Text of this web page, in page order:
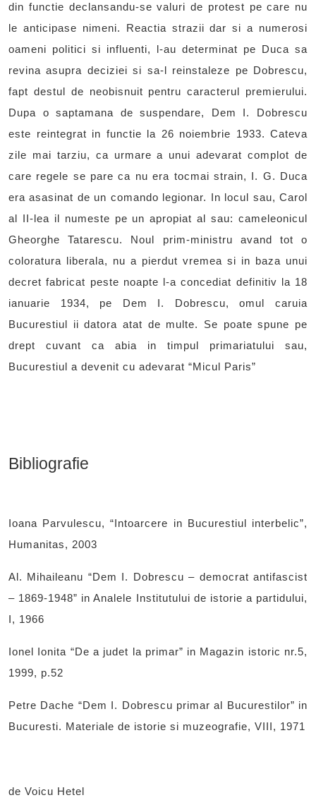
din functie declansandu-se valuri de protest pe care nu
le anticipase nimeni. Reactia strazii dar si a numerosi
oameni politici si influenti, l-au determinat pe Duca sa
revina asupra deciziei si sa-l reinstaleze pe Dobrescu,
fapt destul de neobisnuit pentru caracterul premierului.
Dupa o saptamana de suspendare, Dem I. Dobrescu
este reintegrat in functie la 26 noiembrie 1933. Cateva
zile mai tarziu, ca urmare a unui adevarat complot de
care regele se pare ca nu era tocmai strain, I. G. Duca
era asasinat de un comando legionar. In locul sau, Carol
al II-lea il numeste pe un apropiat al sau: cameleonicul
Gheorghe Tatarescu. Noul prim-ministru avand tot o
coloratura liberala, nu a pierdut vremea si in baza unui
decret fabricat peste noapte l-a concediat definitiv la 18
ianuarie 1934, pe Dem I. Dobrescu, omul caruia
Bucurestiul ii datora atat de multe. Se poate spune pe
drept cuvant ca abia in timpul primariatului sau,
Bucurestiul a devenit cu adevarat “Micul Paris”
Bibliografie
Ioana Parvulescu, “Intoarcere in Bucurestiul interbelic”,
Humanitas, 2003
Al. Mihaileanu “Dem I. Dobrescu – democrat antifascist
– 1869-1948” in Analele Institutului de istorie a partidului,
I, 1966
Ionel Ionita “De a judet la primar” in Magazin istoric nr.5,
1999, p.52
Petre Dache “Dem I. Dobrescu primar al Bucurestilor” in
Bucuresti. Materiale de istorie si muzeografie, VIII, 1971
de Voicu Hetel